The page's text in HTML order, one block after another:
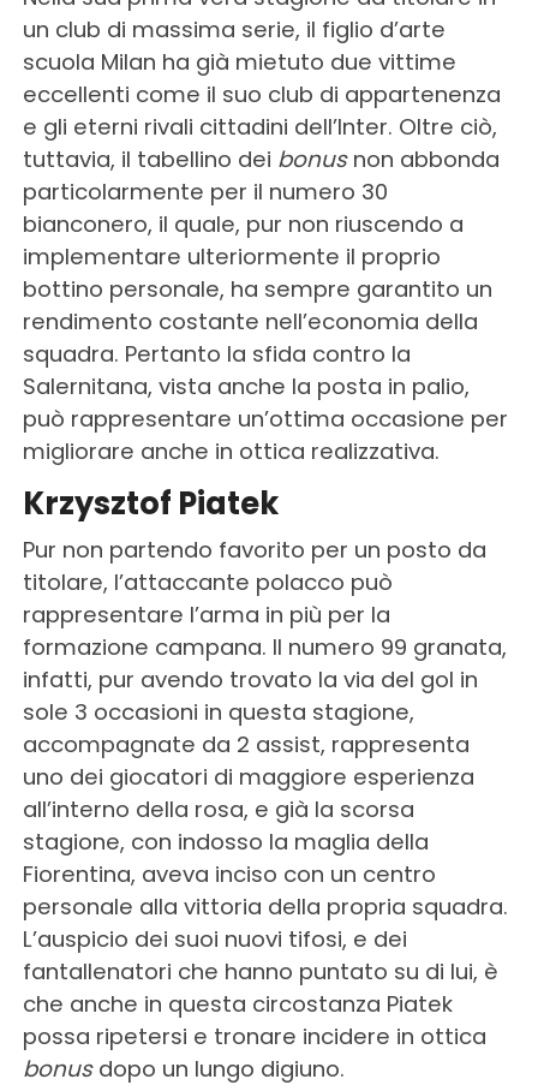
un club di massima serie, il figlio d’arte
scuola Milan ha già mietuto due vittime
eccellenti come il suo club di appartenenza
e gli eterni rivali cittadini dell’Inter. Oltre ciò,
tuttavia, il tabellino dei bonusnon abbonda
particolarmente per il numero 30
bianconero, il quale, pur non riuscendo a
implementare ulteriormente il proprio
bottino personale, ha sempre garantito un
rendimento costante nell’economia della
squadra. Pertanto la sfida contro la
Salernitana, vista anche la posta in palio,
può rappresentare un’ottima occasione per
migliorare anche in ottica realizzativa.
Krzysztof Piatek
Pur non partendo favorito per un posto da
titolare, l’attaccante polacco può
rappresentare l’arma in più per la
formazione campana. Il numero 99 granata,
infatti, pur avendo trovato la via del gol in
sole 3 occasioni in questa stagione,
accompagnate da 2 assist, rappresenta
uno dei giocatori di maggiore esperienza
all’interno della rosa, e già la scorsa
stagione, con indosso la maglia della
Fiorentina, aveva inciso con un centro
personale alla vittoria della propria squadra.
L’auspicio dei suoi nuovi tifosi, e dei
fantallenatori che hanno puntato su di lui, è
che anche in questa circostanza Piatek
possa ripetersi e tronare incidere in ottica
bonusdopo un lungo digiuno.